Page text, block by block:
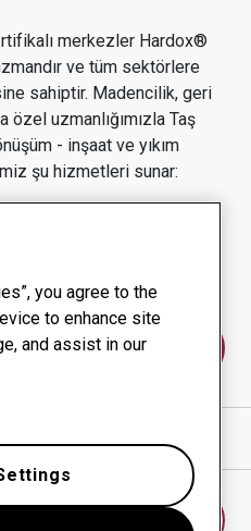
merkezler Hardox®
ve tüm sektörlere
sahiptir. Madencilik, geri
özel uzmanlığımızla Taş
- inşaat ve yıkım
şu hizmetleri sunar:
Kurum içi üretim
you agree to the
to enhance site
and assist in our